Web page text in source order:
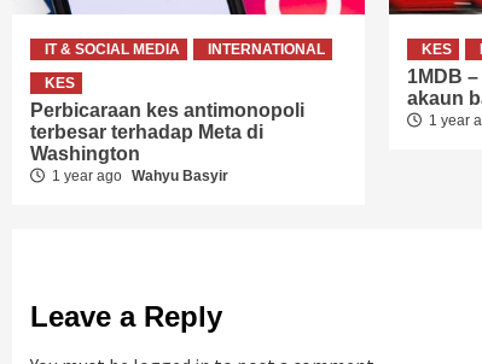
IT & SOCIAL MEDIA
INTERNATIONAL
KES
Perbicaraan kes antimonopoli
terbesar terhadap Meta di
Washington
1 year ago Wahyu Basyir
KES
1MDB
akaun
1 year
Leave a Reply